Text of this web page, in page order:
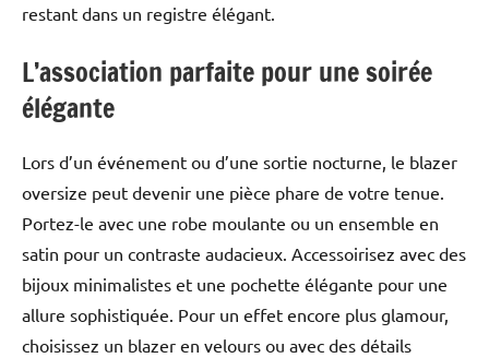
restant dans un registre élégant.
L’association parfaite pour une soirée
élégante
Lors d’un événement ou d’une sortie nocturne, le blazer
oversize peut devenir une pièce phare de votre tenue.
Portez-le avec une robe moulante ou un ensemble en
satin pour un contraste audacieux. Accessoirisez avec des
bijoux minimalistes et une pochette élégante pour une
allure sophistiquée. Pour un effet encore plus glamour,
choisissez un blazer en velours ou avec des détails